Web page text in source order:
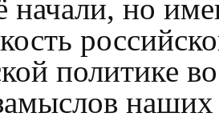
начали, но
политике
наших